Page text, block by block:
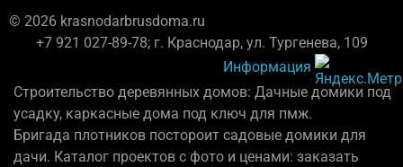
© 2026 krasnodarbrusdoma.ru
+7 921 027-89-78; г. Краснодар, ул. Тургенева, 109
Информация
Строительство деревянных домов: Дачные домики под
усадку, каркасные дома под ключ для пмж.
Бригада плотников постороит садовые домики для
дачи. Каталог проектов с фото и ценами: заказать